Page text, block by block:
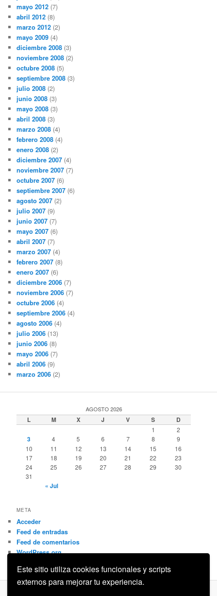
Este sitio utiliza cookies funcionales y scripts
externos para mejorar tu experiencia.
mayo 2012 (7)
abril 2012 (8)
marzo 2012 (2)
mayo 2009 (4)
diciembre 2008 (3)
noviembre 2008 (2)
octubre 2008 (5)
septiembre 2008 (3)
julio 2008 (2)
junio 2008 (3)
mayo 2008 (3)
abril 2008 (3)
marzo 2008 (4)
febrero 2008 (4)
enero 2008 (2)
diciembre 2007 (4)
noviembre 2007 (7)
octubre 2007 (6)
septiembre 2007 (6)
agosto 2007 (2)
julio 2007 (9)
junio 2007 (7)
mayo 2007 (6)
abril 2007 (7)
marzo 2007 (4)
febrero 2007 (8)
enero 2007 (6)
diciembre 2006 (7)
noviembre 2006 (7)
octubre 2006 (4)
septiembre 2006 (4)
agosto 2006 (4)
julio 2006 (13)
junio 2006 (8)
mayo 2006 (7)
abril 2006 (9)
marzo 2006 (2)
AGOSTO 2026
L M X J V S D
1 2
3 4 5 6 7 8
9
10
11 12 13 14 15
16
17
18 19 20 21 22
23
24
25 26 27 28 29
30
31
« Jul
META
Acceder
Feed de entradas
Feed de comentarios
WordPress.org